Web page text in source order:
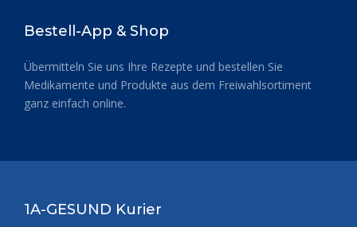
Bestell-App & Shop
Übermitteln Sie uns Ihre Rezepte und bestellen Sie
Medikamente und Produkte aus dem Freiwahlsortiment
ganz einfach online.
1A-GESUND Kurier